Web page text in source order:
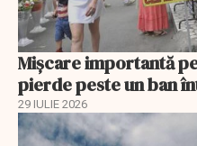
Mișcare importantă
pierde peste un ban
29 IULIE 2026